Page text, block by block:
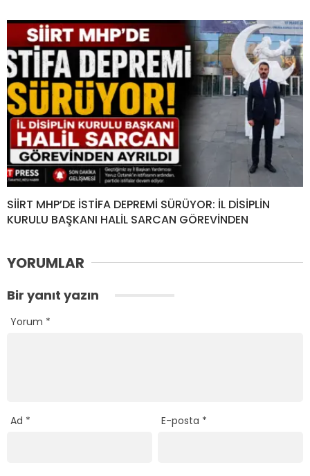
SİİRT MHP’DE İSTİFA DEPREMİ SÜRÜYOR: İL DİSİPLİN
KURULU BAŞKANI HALİL SARCAN GÖREVİNDEN
YORUMLAR
Bir yanıt yazın
Yorum *
Ad * E-posta *